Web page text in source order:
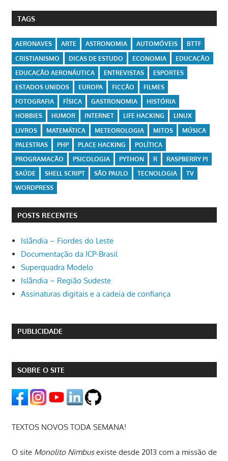
TAGS
AERONAVES ARTE ASTRONOMIA AUTOMÓVEIS
BTTF
CRISTIANISMO
DICAS DE ESTUDO ECONOMIA
EDUCAÇÃO
EDUCAÇÃO AERONÁUTICA
ENTREVISTAS
ESPORTES
ESTADOS UNIDOS
EUROPA FICÇÃO
FILMES
FOTOGRAFIA
FÍSICA GASTRONOMIA
HISTÓRIA
HOBBIES
HUMOR INTERNET LIFE HACKING
LINUX
LIVROS
MATEMÁTICA METEOROLOGIA MITOS
MÚSICA
PALESTRAS
PHP PLACE HACKING
POLÍTICA
PROGRAMAÇÃO
PSICOLOGIA PYTHON R
RASPBERRY PI
SAÚDE
SHELL SCRIPT SÃO PAULO TECNOLOGIA
TV
WORDPRESS
POSTS RECENTES
Islândia – Fiordes do Leste
Documentação da ICP-Brasil
Superquadra Modelo
Islândia – Região Sudeste
Assinaturas digitais e a cadeia de confiança
PUBLICIDADE
SOBRE O SITE
TEXTOS NOVOS TODA SEMANA!
O site Monolito Nimbusexiste desde 2013 com a missão de